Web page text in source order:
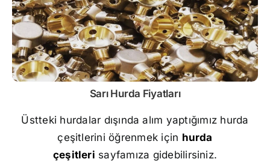
Sarı Hurda Fiyatları
Üstteki hurdalar dışında alım yaptığımız hurda
çeşitlerini öğrenmek için hurda
çeşitleri sayfamıza gidebilirsiniz.